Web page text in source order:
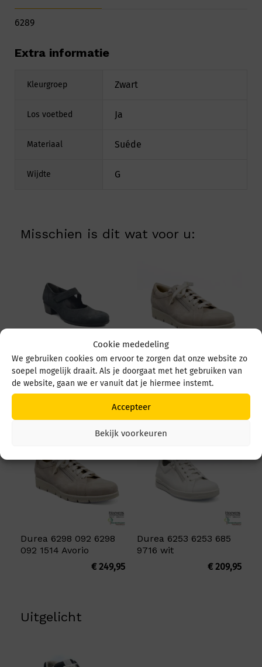
Cookie mededeling
We gebruiken cookies om ervoor te zorgen dat onze website zo
soepel mogelijk draait. Als je doorgaat met het gebruiken van
de website, gaan we er vanuit dat je hiermee instemt.
Accepteer
Bekijk voorkeuren
6289
Extra informatie
Kleurgroep Zwart
Los voetbed Ja
Materiaal Suéde
Wijdte G
Misschien is dit wat voor u:
Durea 5679 5679 035
4549 Zwart
€219,95
Durea 6298 095 6298
0945 1514 Avorio
€249,95
Durea 6298 092 6298
092 1514 Avorio
€249,95
Durea 6253 6253 685
9716 wit
€209,95
Uitgelicht